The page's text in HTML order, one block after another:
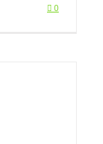
0